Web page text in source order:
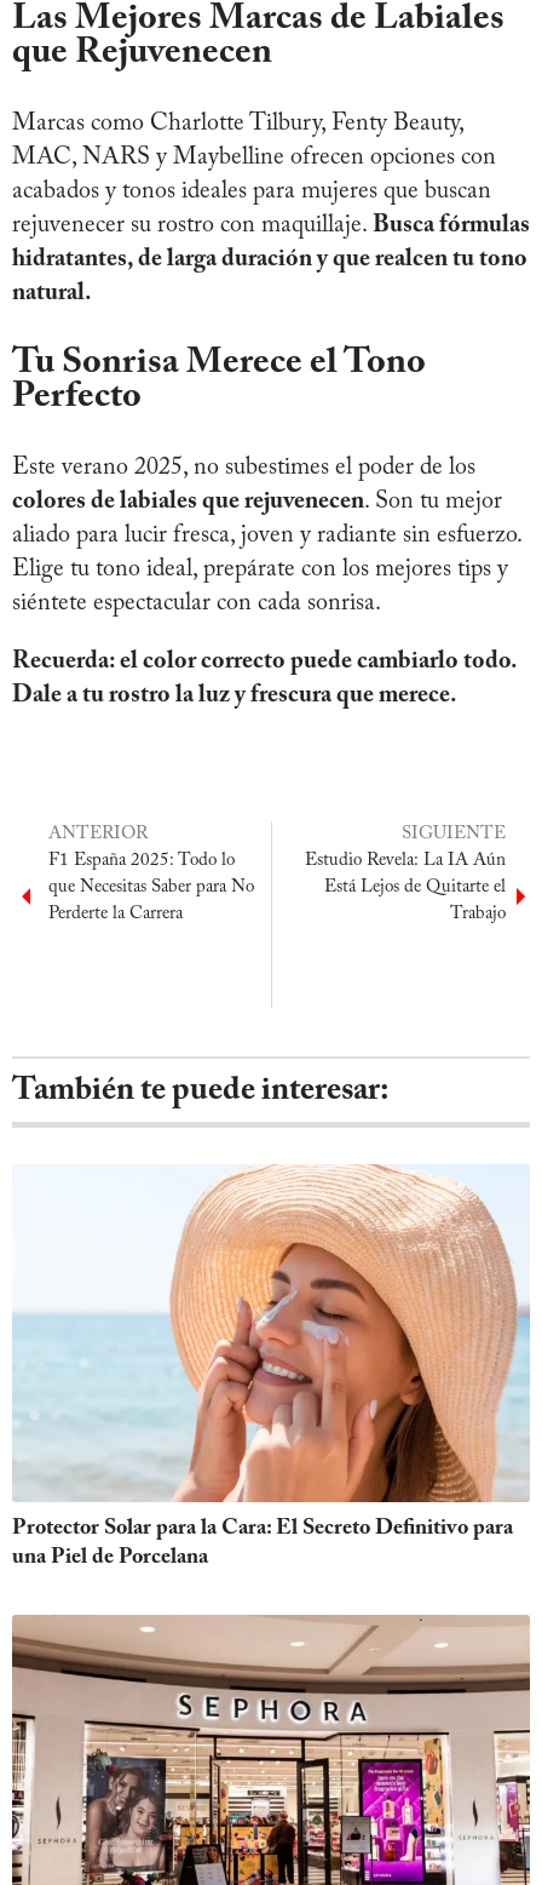
Las Mejores Marcas de Labiales
que Rejuvenecen
Marcas como Charlotte Tilbury, Fenty Beauty,
MAC, NARS y Maybelline ofrecen opciones con
acabados y tonos ideales para mujeres que buscan
rejuvenecer su rostro con maquillaje. Busca fórmulas
hidratantes, de larga duración y que realcen tu tono
natural.
Tu Sonrisa Merece el Tono
Perfecto
Este verano 2025, no subestimes el poder de los
colores de labiales que rejuvenecen. Son tu mejor
aliado para lucir fresca, joven y radiante sin esfuerzo.
Elige tu tono ideal, prepárate con los mejores tips y
siéntete espectacular con cada sonrisa.
Recuerda: el color correcto puede cambiarlo todo.
Dale a tu rostro la luz y frescura que merece.
ANTERIOR
F1 España 2025: Todo lo
que Necesitas Saber para No
Perderte la Carrera
SIGUIENTE
Estudio Revela: La IA Aún
Está Lejos de Quitarte el
Trabajo
También te puede interesar:
Protector Solar para la Cara: El Secreto Definitivo para
una Piel de Porcelana